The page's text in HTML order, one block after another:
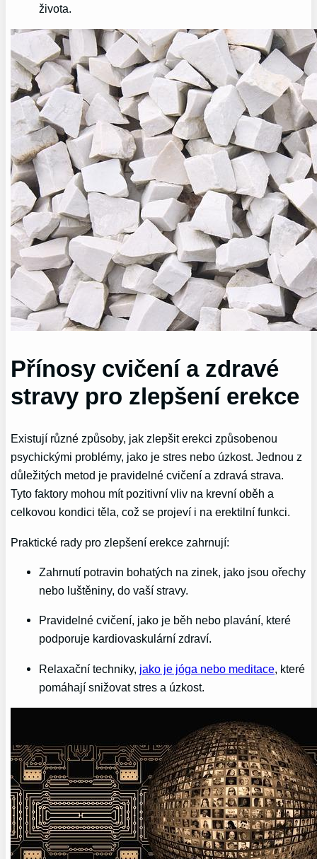
života.
Přínosy cvičení a zdravé
stravy pro zlepšení erekce
Existují různé způsoby, jak zlepšit erekci způsobenou
psychickými problémy, jako je stres nebo úzkost. Jednou z
důležitých metod je pravidelné cvičení a zdravá strava.
Tyto faktory mohou mít pozitivní vliv na krevní oběh a
celkovou kondici těla, což se projeví i na erektilní funkci.
Praktické rady pro zlepšení erekce zahrnují:
Zahrnutí potravin bohatých na zinek, jako jsou ořechy
nebo luštěniny, do vaší stravy.
Pravidelné cvičení, jako je běh nebo plavání, které
podporuje kardiovaskulární zdraví.
Relaxační techniky, jako je jóga nebo meditace, které
pomáhají snižovat stres a úzkost.